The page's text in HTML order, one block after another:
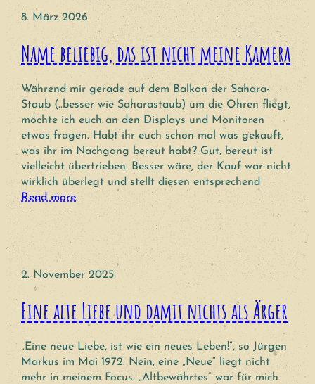
8. März 2026
Name beliebig, das ist nicht meine Kamera
Während mir gerade auf dem Balkon der Sahara-
Staub (..besser wie Saharastaub) um die Ohren fliegt,
möchte ich euch an den Displays und Monitoren
etwas fragen. Habt ihr euch schon mal was gekauft,
was ihr im Nachgang bereut habt? Gut, bereut ist
vielleicht übertrieben. Besser wäre, der Kauf war nicht
wirklich überlegt und stellt diesen entsprechend
Read more
2. November 2025
Eine alte Liebe und damit nichts als Ärger
„Eine neue Liebe, ist wie ein neues Leben!“, so Jürgen
Markus im Mai 1972. Nein, eine „Neue“ liegt nicht
mehr in meinem Focus. „Altbewährtes“ war für mich